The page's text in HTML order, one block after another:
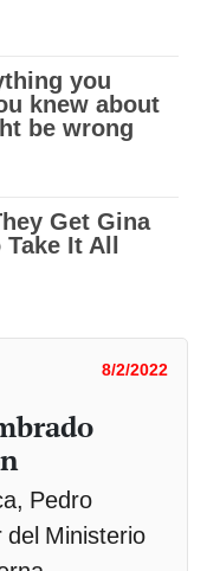
8/2/2022
Pedro
del Ministerio